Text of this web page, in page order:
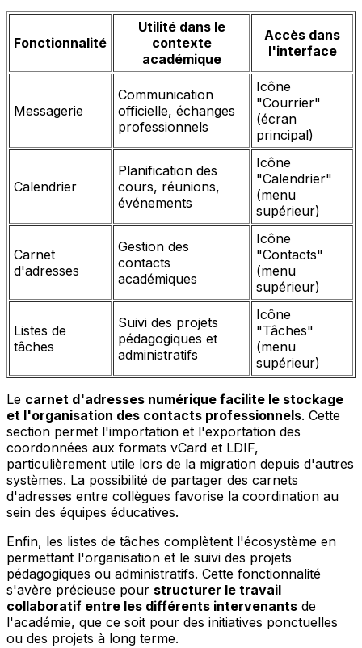
Fonctionnalité
Utilité dans le
contexte
académique
Accès dans
l'interface
Messagerie
Communication
officielle, échanges
professionnels
Icône
"Courrier"
(écran
principal)
Calendrier
Planification des
cours, réunions,
événements
Icône
"Calendrier"
(menu
supérieur)
Carnet
d'adresses
Gestion des
contacts
académiques
Icône
"Contacts"
(menu
supérieur)
Listes de
tâches
Suivi des projets
pédagogiques et
administratifs
Icône
"Tâches"
(menu
supérieur)
Le carnet d'adresses numérique facilite le stockage
et l'organisation des contacts professionnels. Cette
section permet l'importation et l'exportation des
coordonnées aux formats vCard et LDIF,
particulièrement utile lors de la migration depuis d'autres
systèmes. La possibilité de partager des carnets
d'adresses entre collègues favorise la coordination au
sein des équipes éducatives.
Enfin, les listes de tâches complètent l'écosystème en
permettant l'organisation et le suivi des projets
pédagogiques ou administratifs. Cette fonctionnalité
s'avère précieuse pour structurer le travail
collaboratif entre les différents intervenants de
l'académie, que ce soit pour des initiatives ponctuelles
ou des projets à long terme.